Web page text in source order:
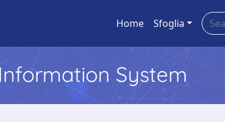
Home Sfoglia
System